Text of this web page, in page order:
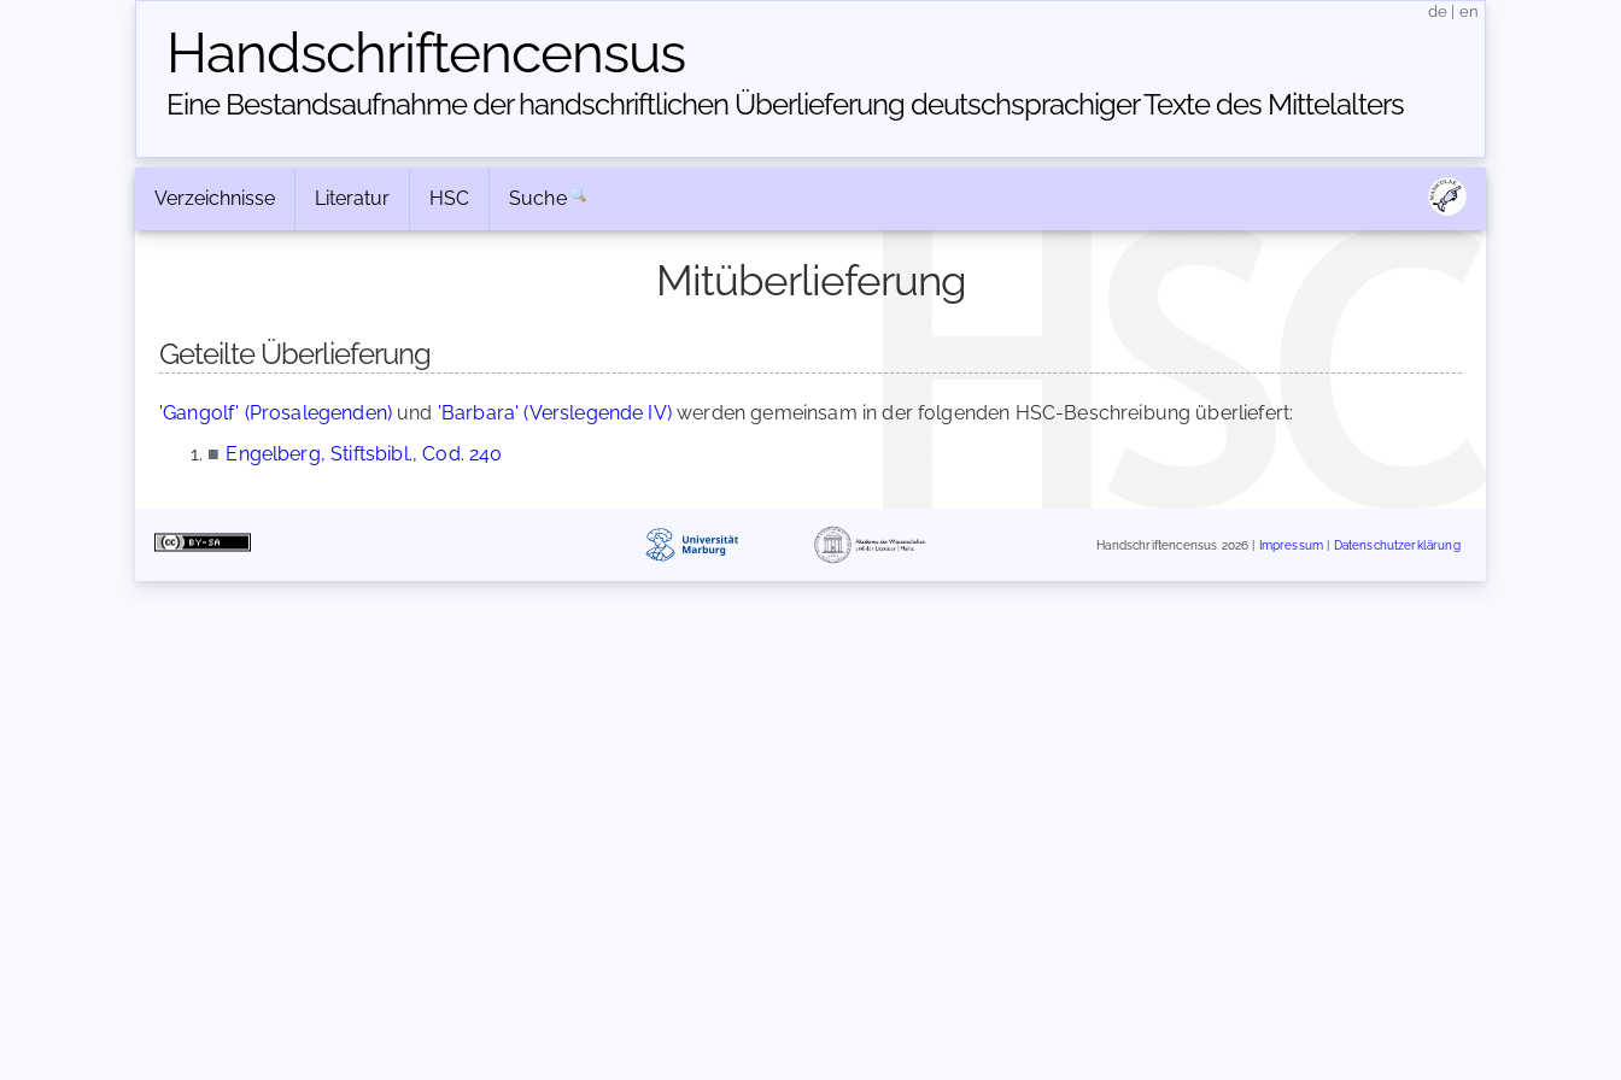
Handschriften­census
Eine Bestandsaufnahme der handschriftlichen Über­lieferung deutschsprachiger Texte des Mittelalters
de en
Verzeichnisse Literatur HSC Suche
Mitüberlieferung
Geteilte Überlieferung
'Gangolf' (Prosalegenden) und 'Barbara' (Verslegende IV)werden gemeinsam in der folgenden HSC-Beschreibung überliefert:
■ Engelberg, Stiftsbibl., Cod. 240
Handschriftencensus 2026 | Impressum Datenschutzerklärung